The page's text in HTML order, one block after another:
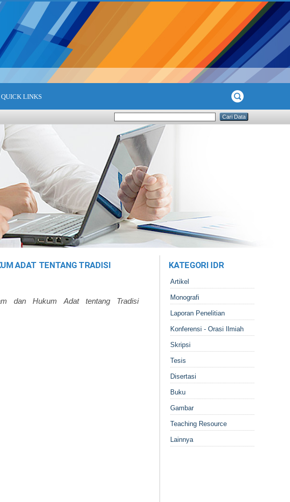
QUICK LINKS
ADAT TENTANG TRADISI
dan Hukum Adat tentang Tradisi
KATEGORI IDR
Artikel
Monografi
Laporan Penelitian
Konferensi - Orasi Ilmiah
Skripsi
Tesis
Disertasi
Buku
Gambar
Teaching Resource
Lainnya